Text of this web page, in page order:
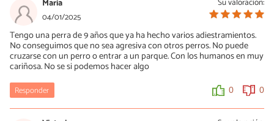
Maria
04/01/2025
Tengo una perra de 9 años que ya ha hecho varios adiestramientos.
No conseguimos que no sea agresiva con otros perros. No puede
cruzarse con un perro o entrar a un parque. Con los humanos en muy
cariñosa. No se si podemos hacer algo
Responder 0 0